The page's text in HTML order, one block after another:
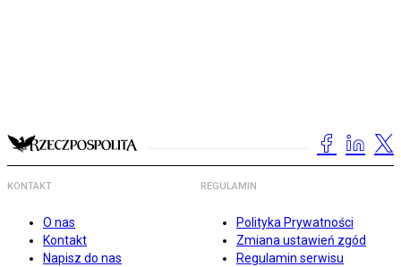
KONTAKT
O nas
Kontakt
Napisz do nas
REGULAMIN
Polityka Prywatności
Zmiana ustawień zgód
Regulamin serwisu